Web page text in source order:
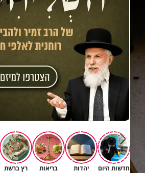
חדשות היום יהדות בריאות רץ ברשת